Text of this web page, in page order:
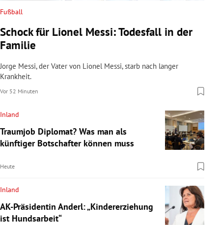
Fußball
Schock für Lionel Messi: Todesfall in der
Familie
Jorge Messi, der Vater von Lionel Messi, starb nach langer
Krankheit.
Vor 52 Minuten
Inland
Traumjob Diplomat? Was man als
künftiger Botschafter können muss
Heute
Inland
AK-Präsidentin Anderl: „Kindererziehung
ist Hundsarbeit“